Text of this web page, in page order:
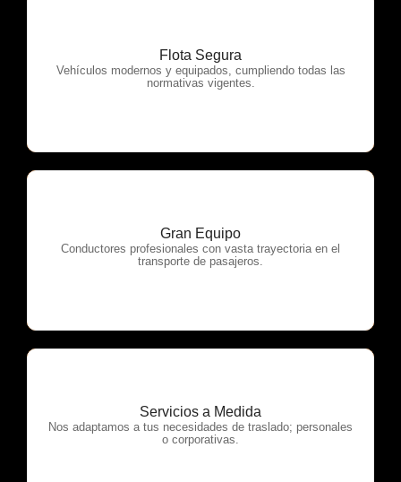
Flota Segura
Vehículos modernos y equipados, cumpliendo todas las
normativas vigentes.
OTP Servicios
Gran Equipo
Conductores profesionales con vasta trayectoria en el
transporte de pasajeros.
OTP Servicios
Servicios a Medida
Nos adaptamos a tus necesidades de traslado; personales
o corporativas.
OTP Servicios